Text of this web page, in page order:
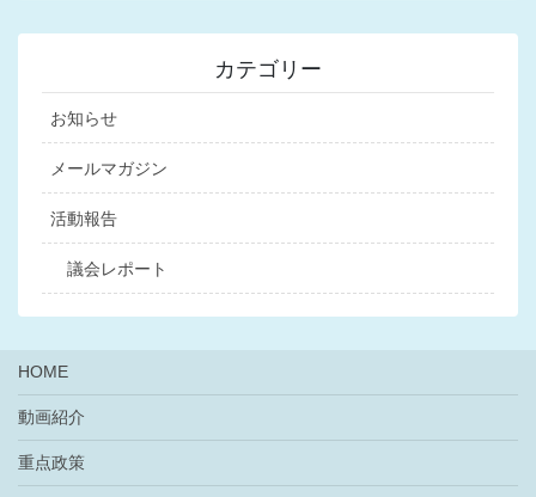
カテゴリー
お知らせ
メールマガジン
活動報告
議会レポート
HOME
動画紹介
重点政策